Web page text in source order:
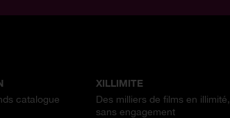
catalogue
XILLIMITE
Des milliers de films en illimité,
sans engagement